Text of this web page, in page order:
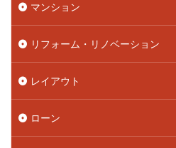
マンション
リフォーム・リノベーション
レイアウト
ローン